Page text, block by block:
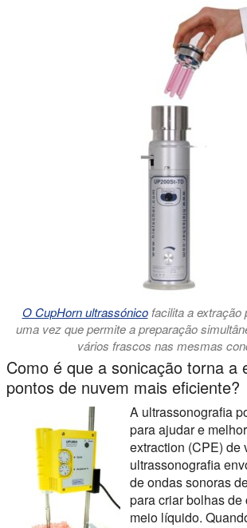
O CupHorn ultrassónicofacilita a extração
uma vez que permite a preparação
vários frascos nas mesmas
Como é que a sonicação torna a
pontos de nuvem mais eficiente?
A ultrassonografia
para ajudar e
extraction (CPE) de
ultrassonografia
de ondas sonoras
para criar bolhas
meio líquido.